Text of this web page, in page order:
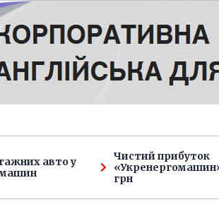
авто у
машин
Чистий прибуток
грн